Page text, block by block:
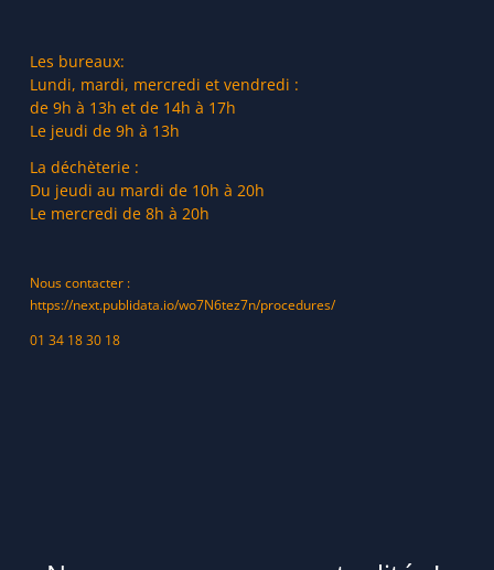
Les bureaux:
Lundi, mardi, mercredi et vendredi :
de 9h à 13h et de 14h à 17h
Le jeudi de 9h à 13h
La déchèterie :
Du jeudi au mardi de 10h à 20h
Le mercredi de 8h à 20h
Nous contacter :
https://next.publidata.io/wo7N6tez7n/procedures/
01 34 18 30 18